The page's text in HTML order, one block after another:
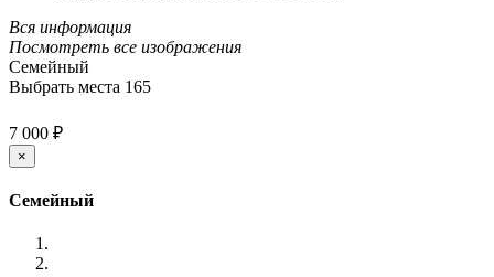
Вся информация
Посмотреть все изображения
Семейный
Выбрать места 165
7 000 ₽
×
Семейный